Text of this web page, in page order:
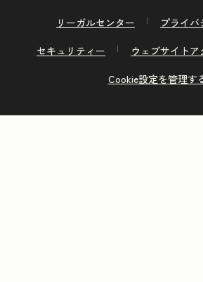
リーガルセンター
プライ
セキュリティー
ウェブサイト
Cookie設定を管理す